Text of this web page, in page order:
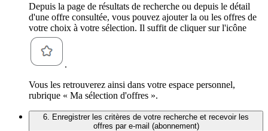
Depuis la page de résultats de recherche ou depuis le détail
d'une offre consultée, vous pouvez ajouter la ou les offres de
votre choix à votre sélection. Il suffit de cliquer sur l'icône
.
Vous les retrouverez ainsi dans votre espace personnel,
rubrique « Ma sélection d'offres ».
6. Enregistrer les critères de votre recherche et recevoir les
offres par e-mail (abonnement)